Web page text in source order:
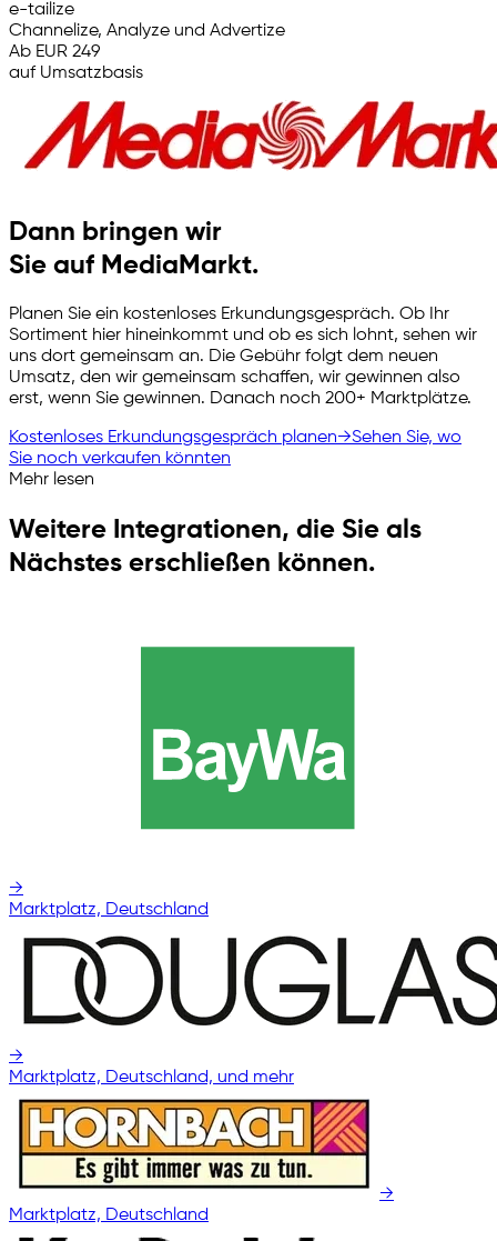
e-tailize
Channelize, Analyze und Advertize
Ab EUR 249
auf Umsatzbasis
Dann bringen wir
Sie auf MediaMarkt.
Planen Sie ein kostenloses Erkundungsgespräch. Ob Ihr
Sortiment hier hineinkommt und ob es sich lohnt, sehen wir
uns dort gemeinsam an. Die Gebühr folgt dem neuen
Umsatz, den wir gemeinsam schaffen, wir gewinnen also
erst, wenn Sie gewinnen. Danach noch 200+ Marktplätze.
Kostenloses Erkundungsgespräch planen→Sehen Sie, wo
Sie noch verkaufen könnten
Mehr lesen
Weitere Integrationen, die Sie als
Nächstes erschließen können.
→
Marktplatz, Deutschland
→
Marktplatz, Deutschland, und mehr
→
Marktplatz, Deutschland